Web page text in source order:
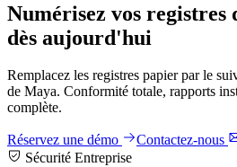
Numérisez vos registres
dès aujourd'hui
Remplacez les registres papier par le
de Maya. Conformité totale, rapports
complète.
Réservez une démo
Contactez-nous
Sécurité Entreprise